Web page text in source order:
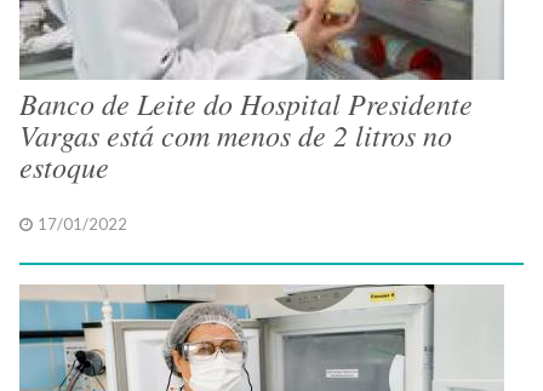
Banco de Leite do Hospital Presidente
Vargas está com menos de 2 litros no
estoque
17/01/2022